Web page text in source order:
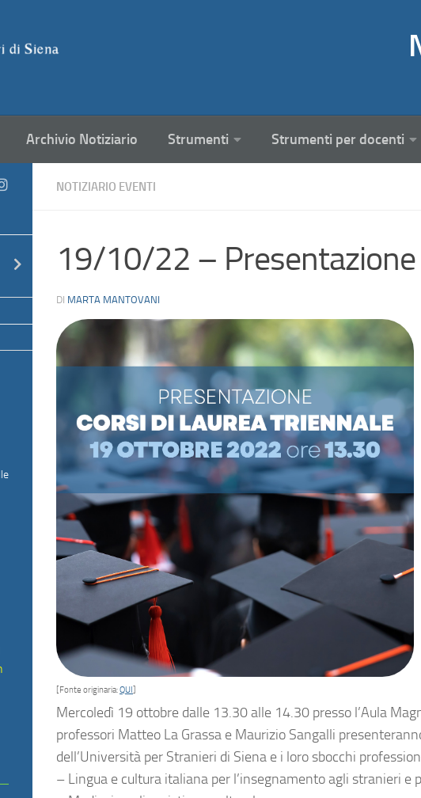
Archivio Notiziario Strumenti Strumenti per docenti
NOTIZIARIO EVENTI
19/10/22 – Presentazione
DI MARTA MANTOVANI
[Fonte originaria:QUI
Mercoledì 19 ottobre dalle 13.30 alle 14.30 presso l’Aula
professori Matteo La Grassa e Maurizio Sangalli
dell’Università per Stranieri di Siena e i loro sbocchi
– Lingua e cultura italiana per l’insegnamento agli stranieri e